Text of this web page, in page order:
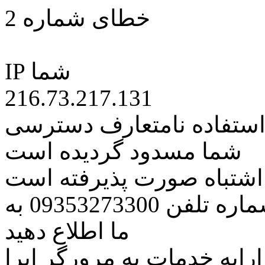
خطای شماره 2
IP شما
216.73.217.131
نامتعارف دسترسی
شما مسدود گردیده است
اشتباه صورت پذیرفته است
مراتب این مسئله را از طریق شماره تلفن 09353273300 به
ما اطلاع دهید
خدمات به مرورگر اپرا